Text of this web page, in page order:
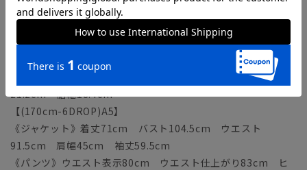
【(165cm-6DROP)A4】
《ジャケット》着丈69cm バスト102.5cm ウエスト
89.5cm 肩幅44.3cm 袖丈58cm
《パンツ》ウエスト表示78cm ウエスト仕上がり81cm ヒ
ップ96.8cm 股上23cm ワタリ幅32.3cm ヒザ幅
21.2cm 裾幅18.4cm
【(170cm-6DROP)A5】
《ジャケット》着丈71cm バスト104.5cm ウエスト
91.5cm 肩幅45cm 袖丈59.5cm
《パンツ》ウエスト表示80cm ウエスト仕上がり83cm ヒ